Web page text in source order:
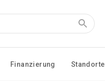
Finanzierung Standorte